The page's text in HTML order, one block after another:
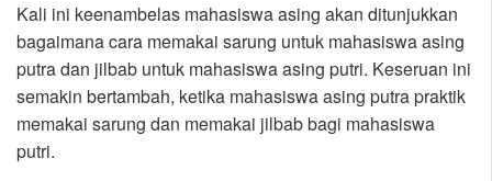
Kali ini keenambelas mahasiswa asing akan ditunjukkan
bagaimana cara memakai sarung untuk mahasiswa asing
putra dan jilbab untuk mahasiswa asing putri. Keseruan ini
semakin bertambah, ketika mahasiswa asing putra praktik
memakai sarung dan memakai jilbab bagi mahasiswa
putri.